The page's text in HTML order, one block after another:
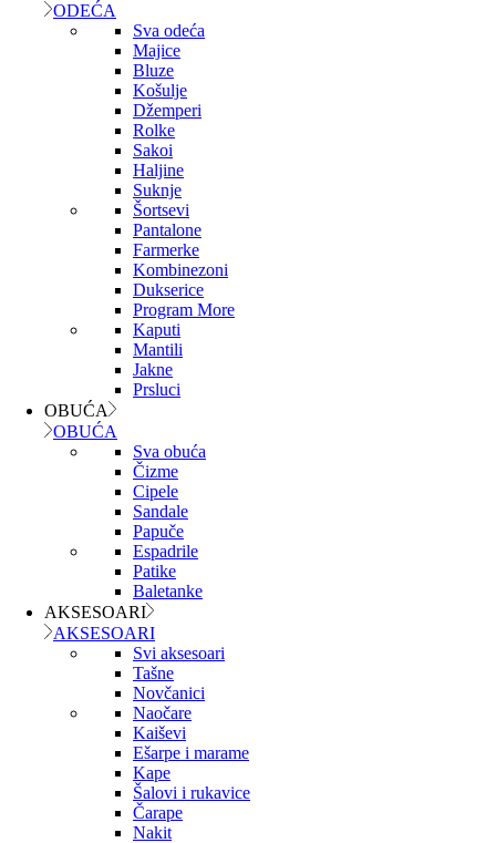
ODEĆA
Sva odeća
Majice
Bluze
Košulje
Džemperi
Rolke
Sakoi
Haljine
Suknje
Šortsevi
Pantalone
Farmerke
Kombinezoni
Dukserice
Program More
Kaputi
Mantili
Jakne
Prsluci
OBUĆA
OBUĆA
Sva obuća
Čizme
Cipele
Sandale
Papuče
Espadrile
Patike
Baletanke
AKSESOARI
AKSESOARI
Svi aksesoari
Tašne
Novčanici
Naočare
Kaiševi
Ešarpe i marame
Kape
Šalovi i rukavice
Čarape
Nakit